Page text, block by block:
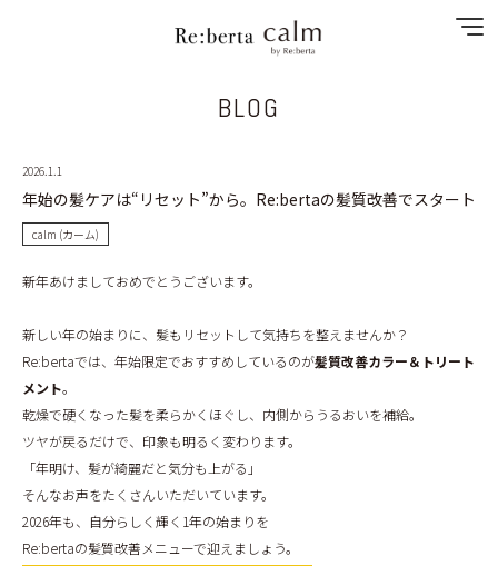
SPECIAL MENU
MENU
SHOP&STAFF
RECRUIT
GALLERY
CONTACT
BLOG
BLOG
2026.1.1
年始の髪ケアは“リセット”から。Re:bertaの髪質改善でスタート
calm (カーム)
新年あけましておめでとうございます。
新しい年の始まりに、髪もリセットして気持ちを整えませんか？
Re:bertaでは、年始限定でおすすめしているのが髪質改善カラー＆トリート
メント。
乾燥で硬くなった髪を柔らかくほぐし、内側からうるおいを補給。
ツヤが戻るだけで、印象も明るく変わります。
「年明け、髪が綺麗だと気分も上がる」
そんなお声をたくさんいただいています。
2026年も、自分らしく輝く1年の始まりを
Re:bertaの髪質改善メニューで迎えましょう。